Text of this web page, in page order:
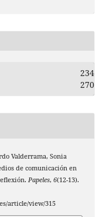
234
270
Valderrama, Sonia
de comunicación en
Papeles, 6(12-13).
article/view/315